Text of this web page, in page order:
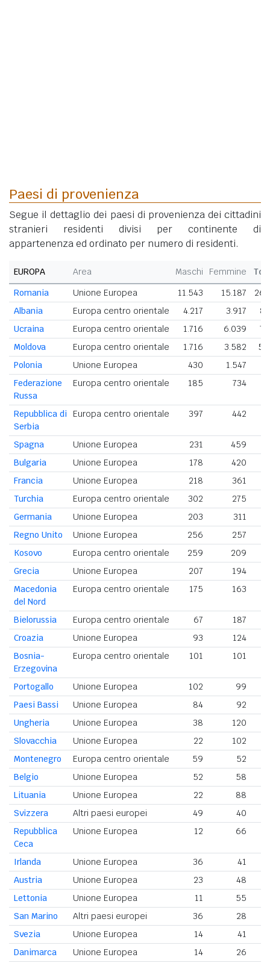
Paesi di provenienza
Segue il dettaglio dei paesi di provenienza dei cittadini
stranieri residenti divisi per continente di
appartenenza ed ordinato per numero di residenti.
EUROPA Area Maschi Femmine
Romania
Unione Europea 11.543 15.187
Albania
Europa centro orientale 4.217 3.917
Ucraina
Europa centro orientale 1.716 6.039
Moldova
Europa centro orientale 1.716 3.582
Polonia
Unione Europea 430 1.547
Federazione
Russa
Europa centro orientale 185 734
Repubblica di
Serbia
Europa centro orientale 397 442
Spagna Unione Europea 231 459
Bulgaria
Unione Europea 178 420
Francia
Unione Europea 218 361
Turchia
Europa centro orientale 302 275
Germania
Unione Europea 203 311
Regno Unito
Unione Europea 256 257
Kosovo
Europa centro orientale 259 209
Grecia
Unione Europea 207 194
Macedonia
del Nord
Europa centro orientale 175 163
Bielorussia Europa centro orientale 67 187
Croazia
Unione Europea 93 124
Bosnia-
Erzegovina
Europa centro orientale 101 101
Portogallo Unione Europea 102 99
Paesi Bassi
Unione Europea 84 92
Ungheria
Unione Europea 38 120
Slovacchia
Unione Europea 22 102
Montenegro
Europa centro orientale 59 52
Belgio
Unione Europea 52 58
Lituania
Unione Europea 22 88
Svizzera
Altri paesi europei 49
40
Repubblica
Ceca
Unione Europea 12 66
Irlanda Unione Europea 36
41
Austria
Unione Europea 23
48
Lettonia
Unione Europea 11
55
San Marino
Altri paesi europei 36
28
Svezia
Unione Europea 14
41
Danimarca
Unione Europea 14 26